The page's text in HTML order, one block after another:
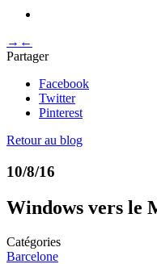
→ ←
Partager
Facebook
Twitter
Pinterest
Retour au blog
10/8/16
Windows vers le
Catégories
Barcelone